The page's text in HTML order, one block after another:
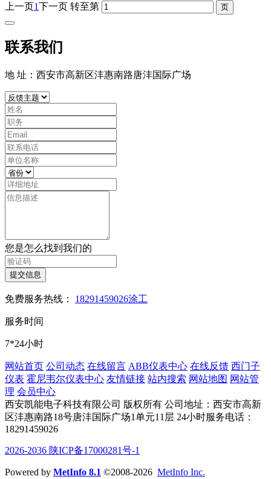
上一页1下一页 转至第
联系我们
地 址：西安市高新区沣惠南路唐沣国际广场
您是怎么找到我们的
提交信息
免费服务热线： 18291459026涂工
服务时间
7*24小时
网站首页 公司动态 在线留言 ABB仪表中心 在线反馈 西门子
仪表 霍尼韦尔仪表中心 友情链接 站内搜索 网站地图 网站管
理 会员中心
西安凯能电子科技有限公司 版权所有 公司地址：西安市高新
区沣惠南路18号唐沣国际广场1单元11层 24小时服务电话：
18291459026
2026-2036 陕ICP备17000281号-1
Powered by MetInfo 8.1 ©2008-2026 MetInfo Inc.